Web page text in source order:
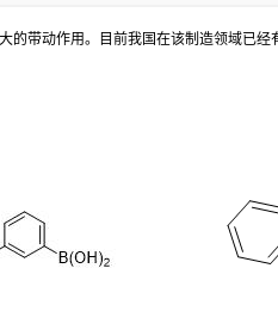
带动作用。目前我国在该制造领域已